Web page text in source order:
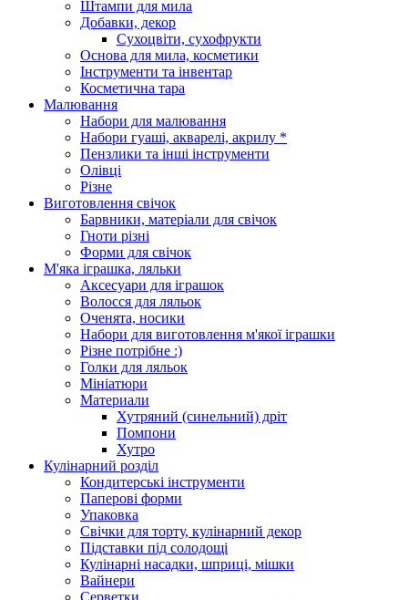
Штампи для мила
Добавки, декор
Сухоцвіти, сухофрукти
Основа для мила, косметики
Інструменти та інвентар
Косметична тара
Малювання
Набори для малювання
Набори гуаші, акварелі, акрилу *
Пензлики та інші інструменти
Олівці
Різне
Виготовлення свічок
Барвники, матеріали для свічок
Гноти різні
Форми для свічок
М'яка іграшка, ляльки
Аксесуари для іграшок
Волосся для ляльок
Оченята, носики
Набори для виготовлення м'якої іграшки
Різне потрібне :)
Голки для ляльок
Мініатюри
Материали
Хутряний (синельний) дріт
Помпони
Хутро
Кулінарний розділ
Кондитерські інструменти
Паперові форми
Упаковка
Свічки для торту, кулінарний декор
Підставки під солодощі
Кулінарні насадки, шприці, мішки
Вайнери
Серветки